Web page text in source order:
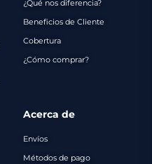
¿Qué nos diferencia?
Beneficios de Cliente
Cobertura
¿Cómo comprar?
Acerca de
Envíos
Métodos de pago